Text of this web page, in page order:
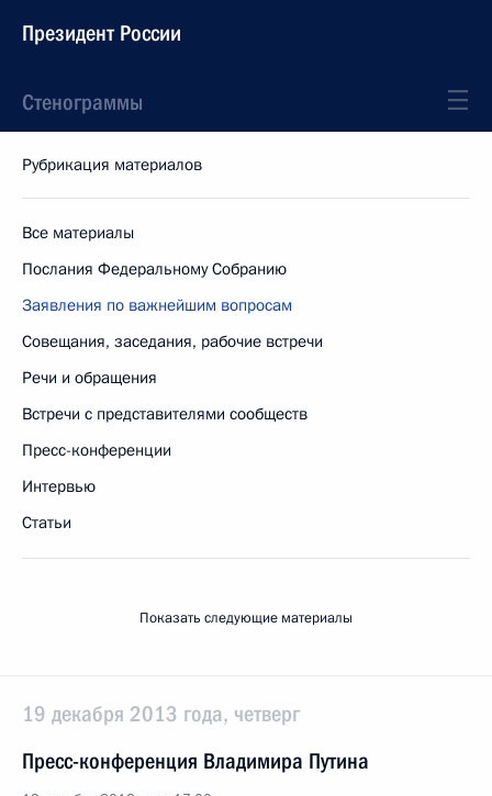
Президент России
Стенограммы
Рубрикация материалов
Все материалы
Послания Федеральному Собранию
Заявления по важнейшим вопросам
Совещания, заседания, рабочие встречи
Речи и обращения
Встречи с представителями сообществ
Пресс-конференции
Интервью
Статьи
Показать следующие материалы
19 декабря 2013 года, четверг
Пресс-конференция Владимира Путина